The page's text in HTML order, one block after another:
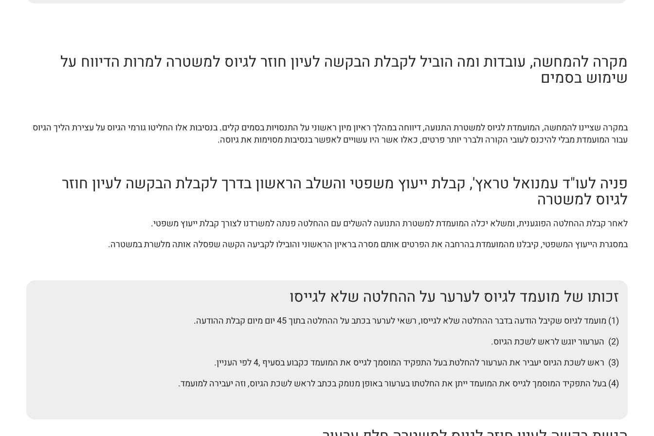
מקרה להמחשה, עובדות ומה הוביל לקבלת הבקשה לעיון חוזר לגיוס למשטרה למרות הדיווח על
שימוש בסמים
במקרה שציינו להמחשה, המועמדת לגיוס למשטרת התנועה, דיווחה במהלך ראיון מיון ראשוני על התנסויות בסמים קלים. בנסיבות אלו החליטו גורמי הגיוס על עצירת הליך הגיוס
עבור המועמדת מבלי להיכנס לעובי הקורה ולברר יותר פרטים, כאלו אשר היו עשויים לאפשר בנסיבות מסוימות את גיוסה.
פניה לעו"ד עמנואל טראץ', קבלת ייעוץ משפטי והשלב הראשון בדרך לקבלת הבקשה לעיון חוזר
לגיוס למשטרה
לאחר קבלת ההחלטה הפוגענית, ומשלא יכלה המועמדת למשטרת התנועה להשלים עם ההחלטה פנתה למשרדנו לצורך קבלת ייעוץ משפטי.
במסגרת הייעוץ המשפטי, קיבלנו מהמועמדת בהרחבה את הפרטים אותם מסרה בראיון הראשוני והובילו לקביעה הקשה שפסלה אותה מלשרת במשטרה.
זכותו של מועמד לגיוס לערער על ההחלטה שלא לגייסו
(1) מועמד לגיוס שקיבל הודעה בדבר ההחלטה שלא לגייסו, רשאי לערער בכתב על ההחלטה בתוך 45 יום מיום קבלת ההודעה.
(2) הערעור יוגש לראש לשכת הגיוס.
(3) ראש לשכת הגיוס יעביר את הערעור להחלטת בעל התפקיד המוסמך לגייס את המועמד כקבוע בסעיף ,4 לפי העניין.
(4) בעל התפקיד המוסמך לגייס את המועמד ייתן את החלטתו בערעור באופן מנומק בכתב לראש לשכת הגיוס, וזה יעבירה למועמד.